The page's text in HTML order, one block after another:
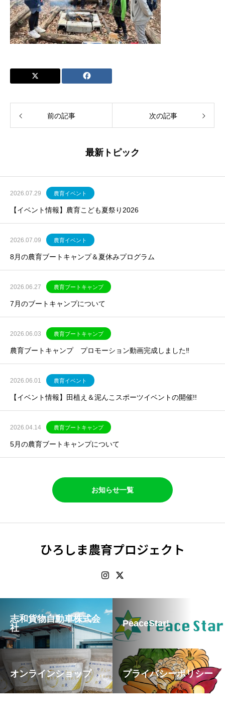
前の記事 次の記事
最新トピック
2026.07.29 農育イベント
【イベント情報】農育こども夏祭り2026
2026.07.09 農育イベント
8月の農育ブートキャンプ＆夏休みプログラム
2026.06.27 農育ブートキャンプ
7月のブートキャンプについて
2026.06.03 農育ブートキャンプ
農育ブートキャンプ プロモーション動画完成しました‼
2026.06.01 農育イベント
【イベント情報】田植え＆泥んこスポーツイベントの開催!!
2026.04.14 農育ブートキャンプ
5月の農育ブートキャンプについて
お知らせ一覧
ひろしま農育プロジェクト
志和貨物自動車株式会
社
PeaceStar!
オンラインショップ プライバシーポリシー